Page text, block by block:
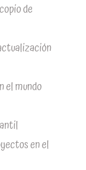
de
el mundo
en el